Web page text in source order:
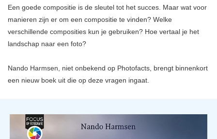
Een goede compositie is de sleutel tot het succes. Maar wat voor
manieren zijn er om een compositie te vinden? Welke
verschillende composities kun je gebruiken? Hoe vertaal je het
landschap naar een foto?
Nando Harmsen, niet onbekend op Photofacts, brengt binnenkort
een nieuw boek uit die op deze vragen ingaat.